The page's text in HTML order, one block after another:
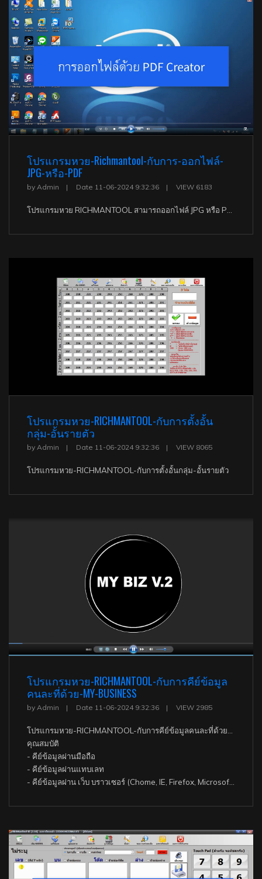
โปรแกรมหวย-Richmantool-กับการ-ออกไฟล์-
JPG-หรือ-PDF
by Admin Date 11-06-2024 9:32:36 VIEW 6183
โปรแกรมหวย RICHMANTOOL สามารถออกไฟล์ JPG หรือ PDF(ไฟล์รูปภาพ) กรณีไม่มีปริ้นเตอร์ หรือ ปริ้นเตอร์เสีย สั่งปริ้นแล้วไม่ออก หมึกหมด เราสามารถแก้ปัญหาเหล่านี้ได้ด้วยวิธีการสั่งให้โปรแกรมปริ้นออกมาเป็นไฟล์รูปภาพ หรือไฟล์ Pdf ได้เลย แล้วเอารูปภาพ หรือ pdf ส่ง Line facebook หรือ Mail ได้พียงไม่กี่ขั้นตอน
โปรแกรมหวย-RICHMANTOOL-กับการตั้งอั้น
กลุ่ม-อั้นรายตัว
by Admin Date 11-06-2024 9:32:36 VIEW 8065
โปรแกรมหวย-RICHMANTOOL-กับการตั้งอั้นกลุ่ม-อั้นรายตัว
โปรแกรมหวย-RICHMANTOOL-กับการคีย์ข้อมูล
คนละที่ด้วย-MY-BUSINESS
by Admin Date 11-06-2024 9:32:36 VIEW 2985
คุณสมบัติ
- คีย์ข้อมูลผ่านมือถือ
- คีย์ข้อมูลผ่านแทบเลท
- คีย์ข้อมูลผ่าน เว็บ บราวเซอร์ (Chome, IE, Firefox, Microsoft Edge เป็นต้น)